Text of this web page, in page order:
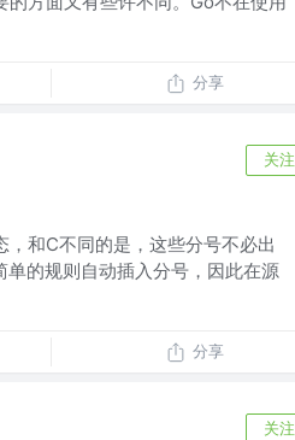
分享
关注
和C不同的是，这些分号不必出
的规则自动插入分号，因此在源
分享
关注